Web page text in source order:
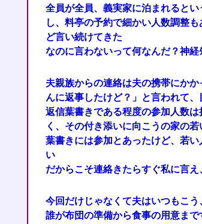
全員が全員、義実家に泊まれると
し、料亭の予約で細かい人数調整
ど言い続けてきた
なのに言わないって何なんだ？神経
夫親族からの連絡は夫の携帯にか
んに返事したけど？」と言われて
返信葉書きである程度の参加人数
く、その付き添いに向こうの家の
葉書きには参加とあったけど、若
い
だからこそ連絡きたらすぐ私に言
今回だけじゃなくて夫はいつもこ
誰が布団の準備から食事の用意ま